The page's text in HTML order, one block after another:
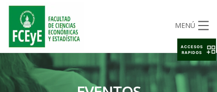
MENÚ
ACCESOS
RAPIDOS